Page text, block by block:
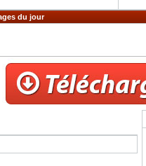
du jour